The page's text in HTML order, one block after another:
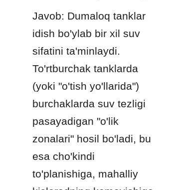
Javob: Dumaloq tanklar
idish bo'ylab bir xil suv
sifatini ta'minlaydi.
To'rtburchak tanklarda
(yoki "o'tish yo'llarida")
burchaklarda suv tezligi
pasayadigan "o'lik
zonalari" hosil bo'ladi, bu
esa cho'kindi
to'planishiga, mahalliy